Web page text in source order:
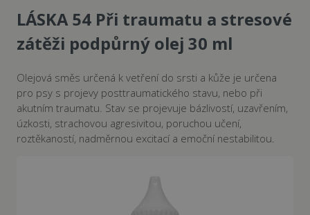
LÁSKA 54 Při traumatu a stresové
zátěži podpůrný olej 30 ml
Olejová směs určená k vetření do srsti a kůže je určena
pro psy s projevy posttraumatického stavu, nebo při
akutním traumatu. Stav se projevuje bázlivostí, uzavřením,
úzkosti, strachovou agresivitou, poruchou učení,
roztěkaností, nadměrnou excitací a emoční nestabilitou.